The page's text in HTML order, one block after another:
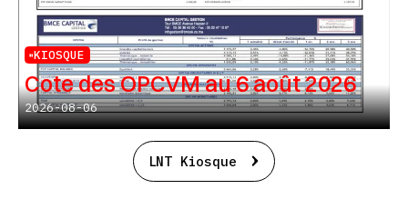
KIOSQUE
Cote des OPCVM au 6 août 2026
2026-08-06
LNT Kiosque